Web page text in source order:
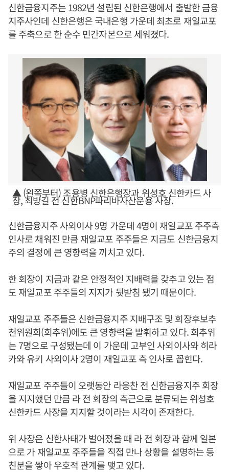
신한금융지주는 1982년 설립된 신한은행에서 출발한 금융
지주사인데 신한은행은 국내은행 가운데 최초로 재일교포
를 주축으로 한 순수 민간자본으로 세워졌다.
▲ (왼쪽부터) 조용병 신한은행장과 위성호 신한카드 사
장, 최방길 전 신한BNP파리바자산운용 사장.
신한금융지주 사외이사 9명 가운데 4명이 재일교포 주주측
인사로 채워진 만큼 재일교포 주주들은 지금도 신한금융지
주의 결정에 큰 영향력을 끼치고 있다.
한 회장이 지금과 같은 안정적인 지배력을 갖추고 있는 점
도 재일교포 주주들의 지지가 뒷받침 됐기 때문이다.
재일교포 주주들은 신한금융지주 지배구조 및 회장후보추
천위원회(회추위)에도 큰 영향력을 발휘하고 있다. 회추위
는 7명으로 구성됐는데 이 가운데 고부인 사외이사와 히라
카와 유키 사외이사 2명이 재일교포 측 인사로 꼽힌다.
재일교포 주주들이 오랫동안 라응찬 전 신한금융지주 회장
을 지지했던 만큼 라 전 회장의 측근으로 분류되는 위성호
신한카드 사장을 지지할 것이라는 시각이 존재한다.
위 사장은 신한사태가 벌어졌을 때 라 전 회장과 함께 일본
으로 가 재일교포 주주들을 직접 만나 상황을 설명하는 등
친분을 쌓아 우호적 관계를 맺고 있다.